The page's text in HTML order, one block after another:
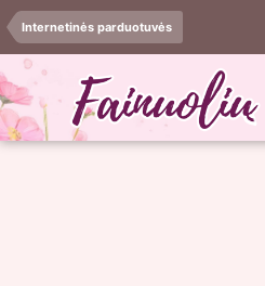
Internetinės parduotuvės